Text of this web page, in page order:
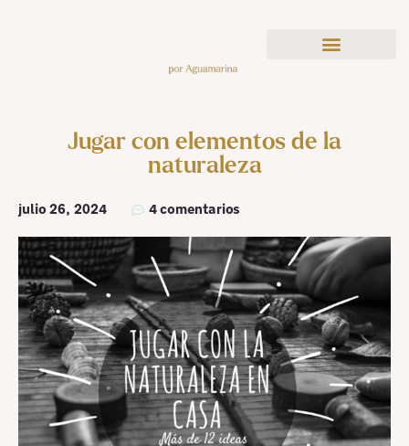
Jugar con elementos de la
naturaleza
julio 26, 2024 4 comentarios